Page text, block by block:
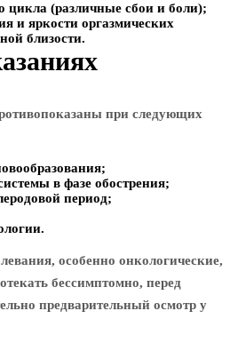
цикла (различные сбои и боли);
и яркости оргазмических
близости.
при следующих
в фазе обострения;
период;
особенно онкологические,
бессимптомно, перед
предварительный осмотр у